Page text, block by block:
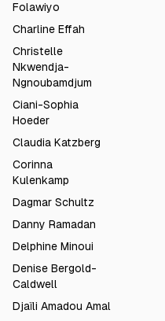
Folawiyo
Charline Effah
Christelle
Nkwendja-
Ngnoubamdjum
Ciani-Sophia
Hoeder
Claudia Katzberg
Corinna
Kulenkamp
Dagmar Schultz
Danny Ramadan
Delphine Minoui
Denise Bergold-
Caldwell
Djaïli Amadou Amal